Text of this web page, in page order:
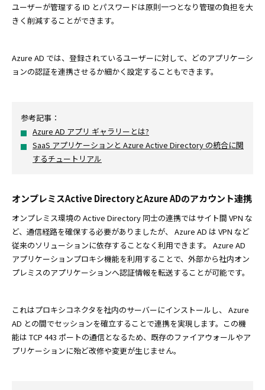
ユーザーが管理する ID とパスワードは原則一つとなり管理の負担を大
きく削減することができます。
Azure AD では、登録されているユーザーに対して、どのアプリケーシ
ョンの認証を連携させるか細かく設定することもできます。
参考記事：
Azure AD アプリ ギャラリーとは?
SaaS アプリケーションと Azure Active Directory の統合に関
するチュートリアル
オンプレミスActive DirectoryとAzure ADのアカウント連携
オンプレミス環境の Active Directory 同士の連携ではサイト間 VPN な
ど、通信経路を確保する必要がありましたが、 Azure AD は VPN など
従来のソリューションに依存することなく利用できます。 Azure AD
アプリケーションプロキシ機能を利用することで、外部から社内オン
プレミスのアプリケーションへ認証情報を転送することが可能です。
これはプロキシコネクタを社内のサーバーにインストールし、 Azure
AD との間でセッションを確立することで連携を実現します。この機
能は TCP 443 ポートの通信となるため、既存のファイアウォールやア
プリケーションに殆ど改修や変更が生じません。